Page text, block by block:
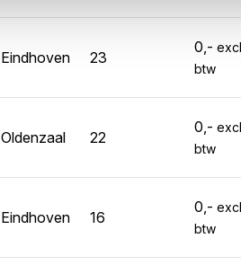
Eindhoven 23
0,-
btw
Oldenzaal 22
0,-
btw
Eindhoven 16
0,-
btw